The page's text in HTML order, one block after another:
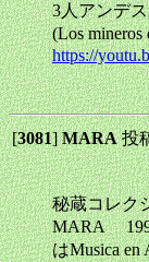
3人アンデ
(Los
https://
[3081]MARA投
秘蔵コレク
MARA
はMusica en